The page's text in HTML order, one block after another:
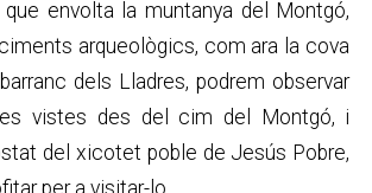
que envolta la muntanya del Montgó,
arqueològics, com ara la cova
dels Lladres, podrem observar
vistes des del cim del Montgó, i
del xicotet poble de Jesús Pobre,
per a visitar-lo.